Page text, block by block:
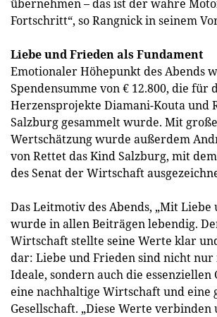
übernehmen – das ist der wahre
Fortschritt“, so Rangnick in seinem
Liebe und Frieden als Fundament
Emotionaler Höhepunkt des Abends
Spendensumme von € 12.800, die für
Herzensprojekte Diamani-Kouta und
Salzburg gesammelt wurde. Mit
Wertschätzung wurde außerdem
von Rettet das Kind Salzburg, mit
des Senat der Wirtschaft
Das Leitmotiv des Abends, „Mit Liebe
wurde in allen Beiträgen lebendig.
Wirtschaft stellte seine Werte klar
dar: Liebe und Frieden sind nicht nur
Ideale, sondern auch die
eine nachhaltige Wirtschaft und eine
Gesellschaft. „Diese Werte verbinden